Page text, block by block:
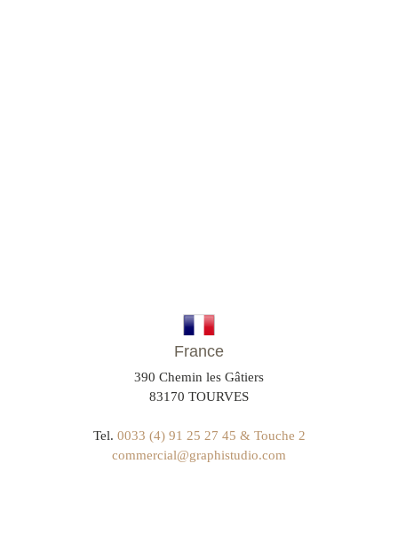
France
390 Chemin les Gâtiers
83170 TOURVES
Tel. 0033 (4) 91 25 27 45 & Touche 2
commercial@graphistudio.com